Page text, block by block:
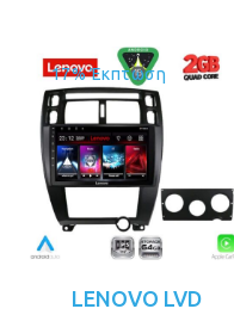
17% Έκπτωση
LENOVO LVD